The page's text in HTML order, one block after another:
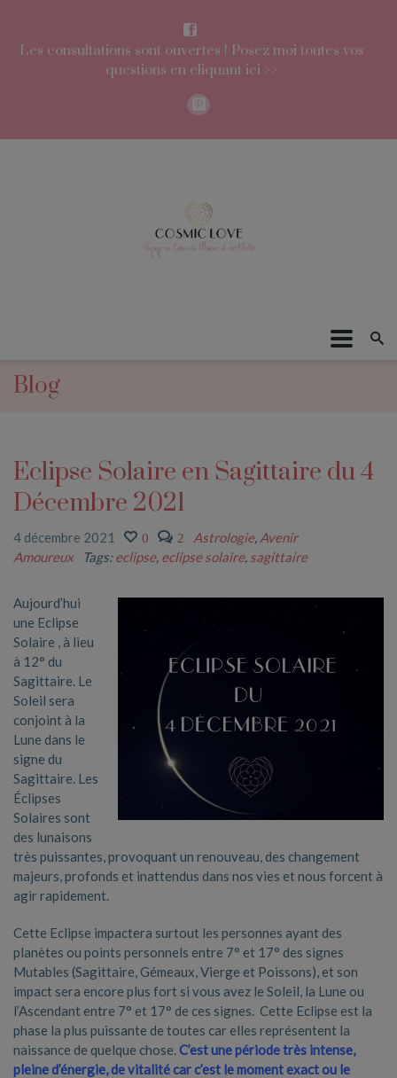
Les consultations sont ouvertes ! Posez moi toutes vos
questions en cliquant ici >>
Blog
Eclipse Solaire en Sagittaire du 4
Décembre 2021
4 décembre 2021 0 2 Astrologie, Avenir
Amoureux
Tags:eclipse, eclipse solaire, sagittaire
Aujourd’hui
une Eclipse
Solaire , à lieu
à 12° du
Sagittaire. Le
Soleil sera
conjoint à la
Lune dans le
signe du
Sagittaire. Les
Éclipses
Solaires sont
des lunaisons
très puissantes, provoquant un renouveau, des changement
majeurs, profonds et inattendus dans nos vies et nous forcent à
agir rapidement.
Cette Eclipse impactera surtout les personnes ayant des
planètes ou points personnels entre 7° et 17° des signes
Mutables (Sagittaire, Gémeaux, Vierge et Poissons), et son
impact sera encore plus fort si vous avez le Soleil, la Lune ou
l’Ascendant entre 7° et 17° de ces signes. Cette Eclipse est la
phase la plus puissante de toutes car elles représentent la
naissance de quelque chose.C’est une période très intense,
pleine d’énergie, de vitalité car c’est le moment exact ou le